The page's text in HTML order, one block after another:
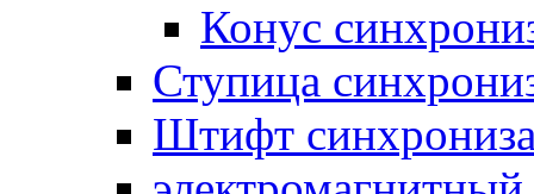
Конус
Ступица
Штифт